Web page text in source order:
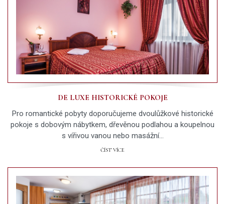
DE LUXE HISTORICKÉ POKOJE
Pro romantické pobyty doporučujeme dvoulůžkové historické
pokoje s dobovým nábytkem, dřevěnou podlahou a koupelnou
s vířivou vanou nebo masážní…
ČÍST VÍCE